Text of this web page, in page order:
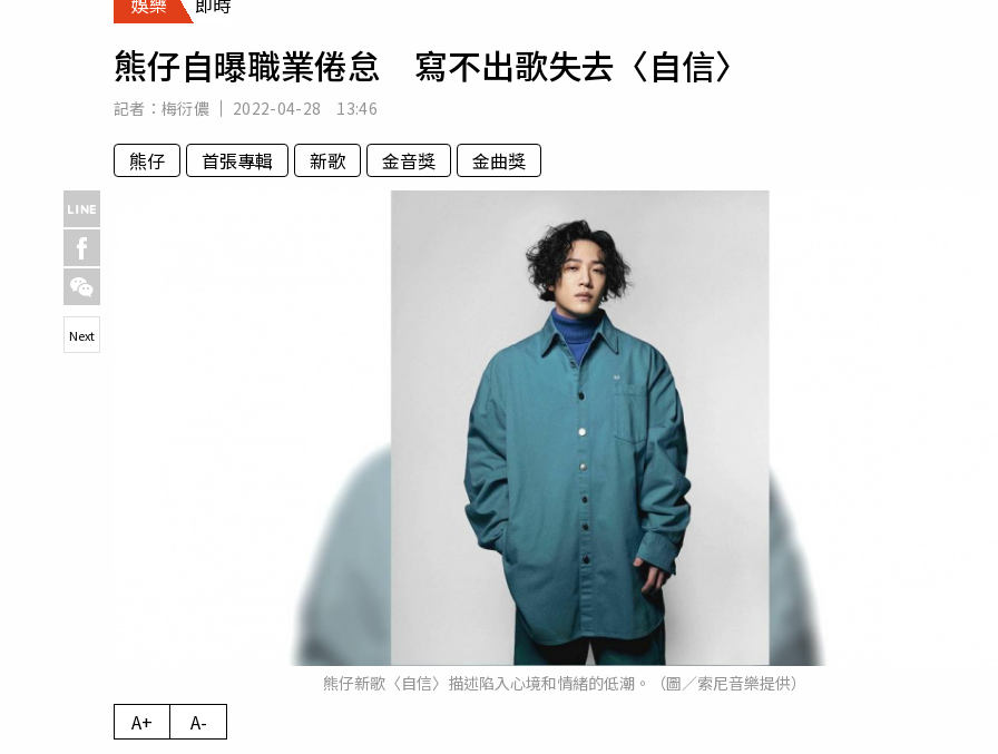
專欄
房產新勢力
運勢
熊仔自曝職業倦怠 寫不出歌失去〈自信〉
記者： 梅衍儂 2022-04-28 13:46
熊仔 首張專輯 新歌 金音獎 金曲獎
熊仔新歌〈自信〉描述陷入心境和情緒的低潮。（圖／索尼音樂提供）
Next
A+ A-